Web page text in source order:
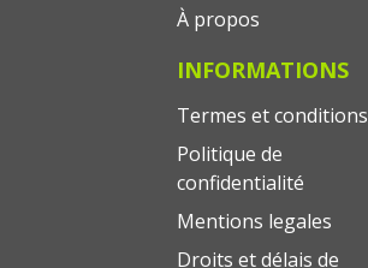
À propos
INFORMATIONS
Termes et conditions
Politique de
confidentialité
Mentions legales
Droits et délais de